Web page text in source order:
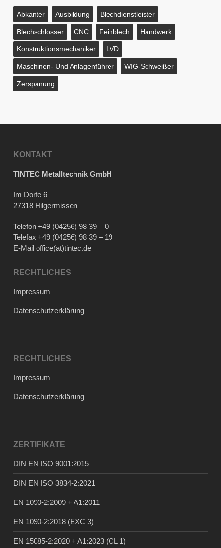
Abkanter Ausbildung Blechdienstleister
Blechschlosser CNC Feinblech Handwerk
Konstruktionsmechaniker LVD
Maschinen- Und Anlagenführer WIG-Schweißer
Zerspanung
KONTAKT
TINTEC Metalltechnik GmbH
Im Dorfe 6
27318 Hilgermissen
Telefon +49 (04256) 98 39 – 0
Telefax +49 (04256) 98 39 – 19
E-Mail office(at)tintec.de
RECHTLICHES
Impressum
Datenschutzerklärung
RECHTLICHES
Impressum
Datenschutzerklärung
ZERTIFIKATE
DIN EN ISO 9001:2015
DIN EN ISO 3834-2:2021
EN 1090-2:2009 + A1:2011
EN 1090-2:2018 (EXC 3)
EN 15085-2:2020 + A1:2023 (CL 1)